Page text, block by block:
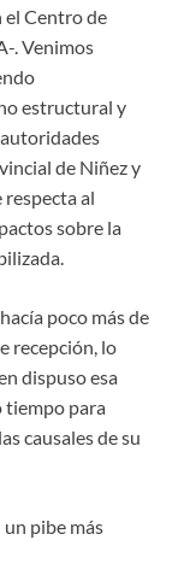
el Centro de
. Venimos
estructural y
de Niñez y
al
sobre la
poco más de
recepción, lo
dispuso esa
tiempo para
causales de su
pibe más